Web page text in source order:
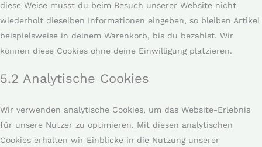
diese Weise musst du beim Besuch unserer Website nicht
wiederholt dieselben Informationen eingeben, so bleiben Artikel
beispielsweise in deinem Warenkorb, bis du bezahlst. Wir
können diese Cookies ohne deine Einwilligung platzieren.
5.2 Analytische Cookies
Wir verwenden analytische Cookies, um das Website-Erlebnis
für unsere Nutzer zu optimieren. Mit diesen analytischen
Cookies erhalten wir Einblicke in die Nutzung unserer